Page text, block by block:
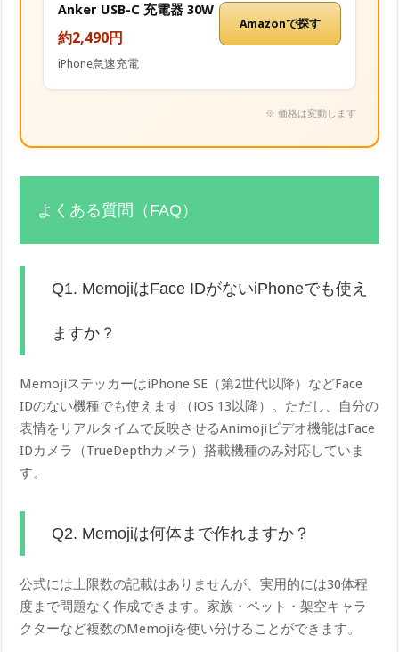
Anker USB-C 充電器 30W
約2,490円
iPhone急速充電
Amazonで探す
※ 価格は変動します
よくある質問（FAQ）
Q1. MemojiはFace IDがないiPhoneでも使え
ますか？
MemojiステッカーはiPhone SE（第2世代以降）などFace
IDのない機種でも使えます（iOS 13以降）。ただし、自分の
表情をリアルタイムで反映させるAnimojiビデオ機能はFace
IDカメラ（TrueDepthカメラ）搭載機種のみ対応していま
す。
Q2. Memojiは何体まで作れますか？
公式には上限数の記載はありませんが、実用的には30体程
度まで問題なく作成できます。家族・ペット・架空キャラ
クターなど複数のMemojiを使い分けることができます。